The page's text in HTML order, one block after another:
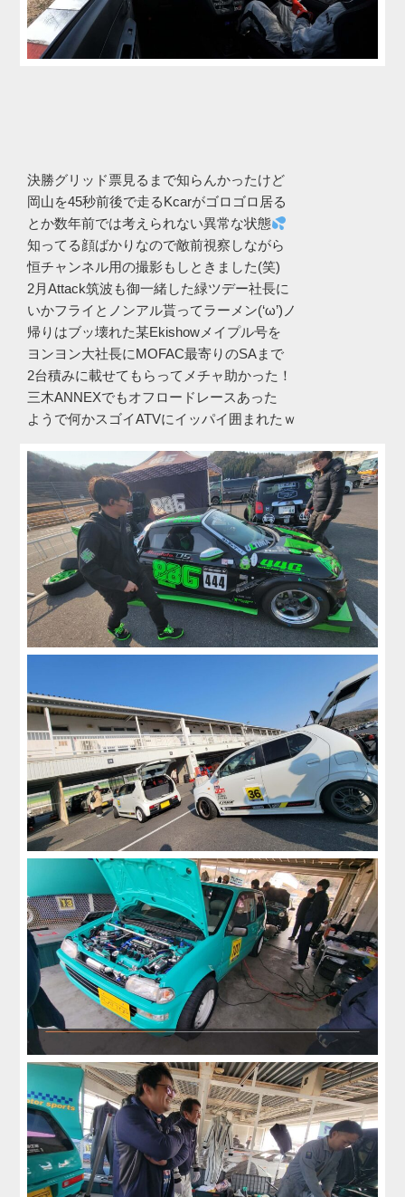
決勝グリッド票見るまで知らんかったけど
岡山を45秒前後で走るKcarがゴロゴロ居る
とか数年前では考えられない異常な状態
知ってる顔ばかりなので敵前視察しながら
恒チャンネル用の撮影もしときました(笑)
2月Attack筑波も御一緒した緑ツデー社長に
いかフライとノンアル貰ってラーメン(‘ω’)ノ
帰りはブッ壊れた某Ekishowメイプル号を
ヨンヨン大社長にMOFAC最寄りのSAまで
2台積みに載せてもらってメチャ助かった！
三木ANNEXでもオフロードレースあった
ようで何かスゴイATVにイッパイ囲まれたｗ